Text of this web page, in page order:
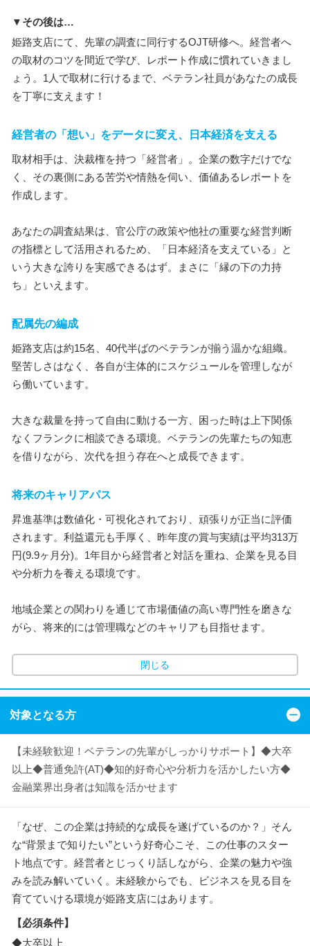
▼その後は…
姫路支店にて、先輩の調査に同行するOJT研修へ。経営者へ
の取材のコツを間近で学び、レポート作成に慣れていきまし
ょう。1人で取材に行けるまで、ベテラン社員があなたの成長
を丁寧に支えます！
経営者の「想い」をデータに変え、日本経済を支える
取材相手は、決裁権を持つ「経営者」。企業の数字だけでな
く、その裏側にある苦労や情熱を伺い、価値あるレポートを
作成します。
あなたの調査結果は、官公庁の政策や他社の重要な経営判断
の指標として活用されるため、「日本経済を支えている」と
いう大きな誇りを実感できるはず。まさに「縁の下の力持
ち」といえます。
配属先の編成
姫路支店は約15名、40代半ばのベテランが揃う温かな組織。
堅苦しさはなく、各自が主体的にスケジュールを管理しなが
ら働いています。
大きな裁量を持って自由に動ける一方、困った時は上下関係
なくフランクに相談できる環境。ベテランの先輩たちの知恵
を借りながら、次代を担う存在へと成長できます。
将来のキャリアパス
昇進基準は数値化・可視化されており、頑張りが正当に評価
されます。利益還元も手厚く、昨年度の賞与実績は平均313万
円(9.9ヶ月分)。1年目から経営者と対話を重ね、企業を見る目
や分析力を養える環境です。
地域企業との関わりを通じて市場価値の高い専門性を磨きな
がら、将来的には管理職などのキャリアも目指せます。
閉じる
対象となる方
【未経験歓迎！ベテランの先輩がしっかりサポート】◆大卒
以上◆普通免許(AT)◆知的好奇心や分析力を活かしたい方◆
金融業界出身者は知識を活かせます
「なぜ、この企業は持続的な成長を遂げているのか？」そん
な“背景まで知りたい”という好奇心こそ、この仕事のスター
ト地点です。経営者とじっくり話しながら、企業の魅力や強
みを読み解いていく。未経験からでも、ビジネスを見る目を
育てていける環境が姫路支店にはあります。
【必須条件】
◆大卒以上